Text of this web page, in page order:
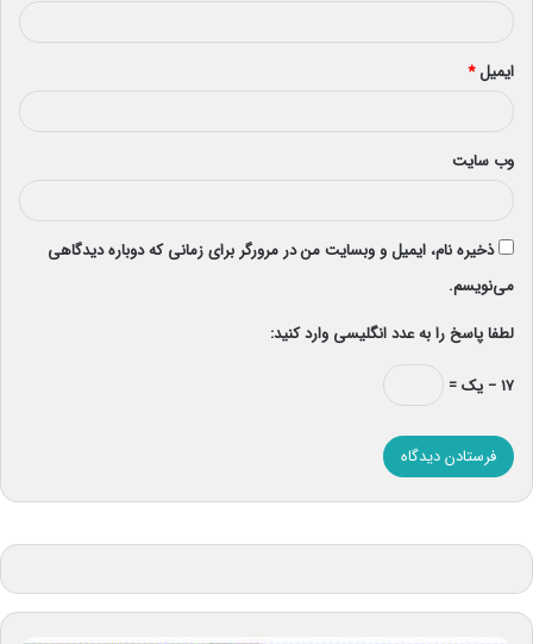
ایمیل*
وب‌ سایت
ذخیره نام، ایمیل و وبسایت من در مرورگر برای زمانی که دوباره دیدگاهی
می‌نویسم.
لطفا پاسخ را به عدد انگلیسی وارد کنید:
۱۷ − یک =